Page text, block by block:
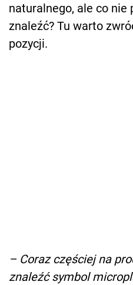
naturalnego, ale co nie
znaleźć? Tu warto
pozycji.
– Coraz częściej na
znaleźć symbol